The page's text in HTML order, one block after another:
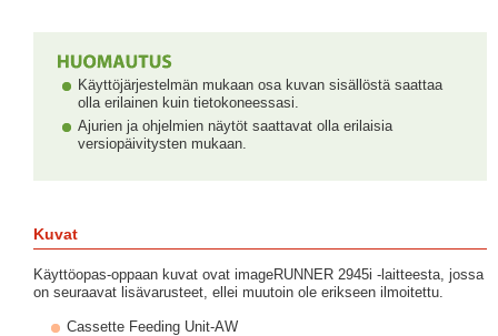
Käyttöjärjestelmän mukaan osa kuvan sisällöstä saattaa
olla erilainen kuin tietokoneessasi.
Ajurien ja ohjelmien näytöt saattavat olla erilaisia
versiopäivitysten mukaan.
Kuvat
Käyttöopas-oppaan kuvat ovat imageRUNNER 2945i -laitteesta, jossa
on seuraavat lisävarusteet, ellei muutoin ole erikseen ilmoitettu.
Cassette Feeding Unit-AW